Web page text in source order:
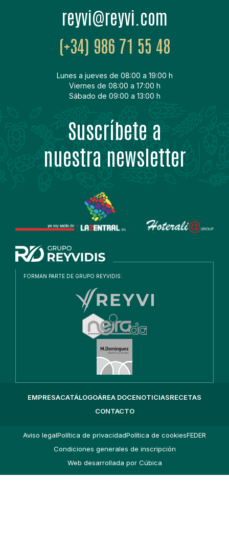
moc.ivyer@ivyer
(+34) 986 71 55 48
Lunes a jueves de 08:00 a 19:00 h
Viernes de 08:00 a 17:00 h
Sábado de 09:00 a 13:00 h
Suscríbete a
nuestra newsletter
EMPRESACATÁLOGOÁREA DOCENOTICIASRECETAS
CONTACTO
Aviso legalPolítica de privacidadPolítica de cookiesFEDER
Condiciones generales de inscripción
Web desarrollada por Cúbica